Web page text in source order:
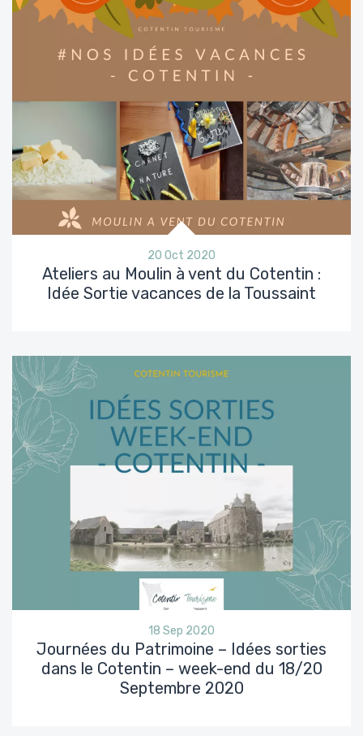
20 Oct 2020
Ateliers au Moulin à vent du Cotentin :
Idée Sortie vacances de la Toussaint
18 Sep 2020
Journées du Patrimoine – Idées sorties
dans le Cotentin – week-end du 18/20
Septembre 2020